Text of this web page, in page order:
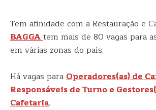
Tem afinidade com a Restauração e
BAGGAtem mais de 80 vagas para
em várias zonas do país.
Há vagas paraOperadores(as) de
Responsáveis de Turno e
Cafetaria.